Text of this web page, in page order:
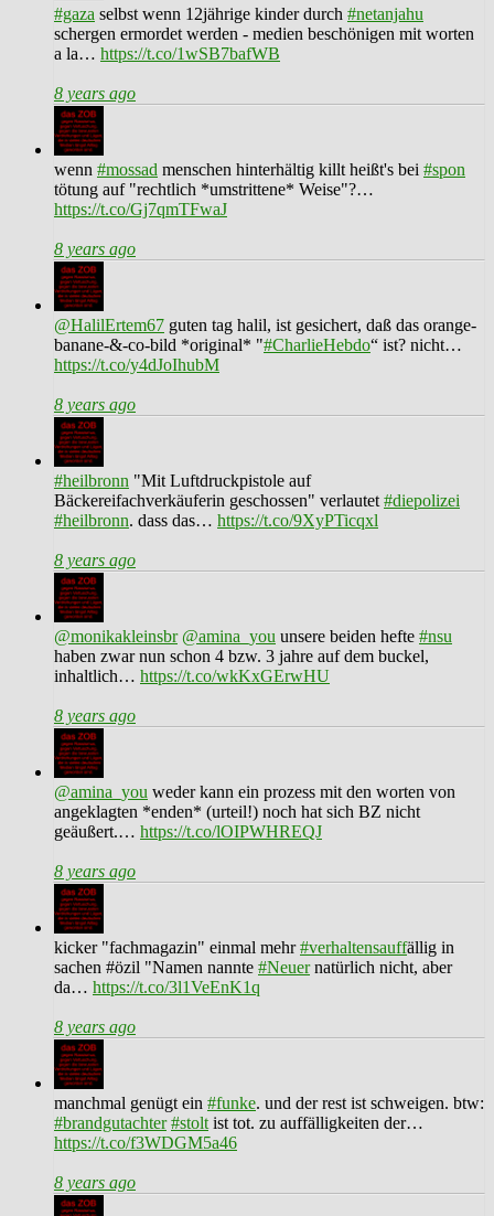
#gaza selbst wenn 12jährige kinder durch #netanjahu
schergen ermordet werden - medien beschönigen mit worten
a la… https://t.co/1wSB7bafWB
8 years ago
wenn #mossad menschen hinterhältig killt heißt's bei #spon
tötung auf "rechtlich *umstrittene* Weise"?…
https://t.co/Gj7qmTFwaJ
8 years ago
@HalilErtem67 guten tag halil, ist gesichert, daß das orange-
banane-&-co-bild *original* "#CharlieHebdo“ ist? nicht…
https://t.co/y4dJoIhubM
8 years ago
#heilbronn "Mit Luftdruckpistole auf
Bäckereifachverkäuferin geschossen" verlautet #diepolizei
#heilbronn. dass das… https://t.co/9XyPTicqxl
8 years ago
@monikakleinsbr @amina_you unsere beiden hefte #nsu
haben zwar nun schon 4 bzw. 3 jahre auf dem buckel,
inhaltlich… https://t.co/wkKxGErwHU
8 years ago
@amina_you weder kann ein prozess mit den worten von
angeklagten *enden* (urteil!) noch hat sich BZ nicht
geäußert.… https://t.co/lOIPWHREQJ
8 years ago
kicker "fachmagazin" einmal mehr#verhaltensauffällig in
sachen #özil "Namen nannte #Neuernatürlich nicht, aber
da… https://t.co/3l1VeEnK1q
8 years ago
manchmal genügt ein #funke. und der rest ist schweigen. btw:
#brandgutachter #stolt ist tot. zu auffälligkeiten der…
https://t.co/f3WDGM5a46
8 years ago